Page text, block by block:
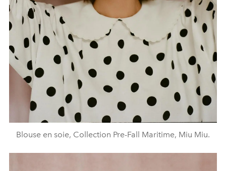
Blouse en soie, Collection Pre-Fall Maritime, Miu Miu.